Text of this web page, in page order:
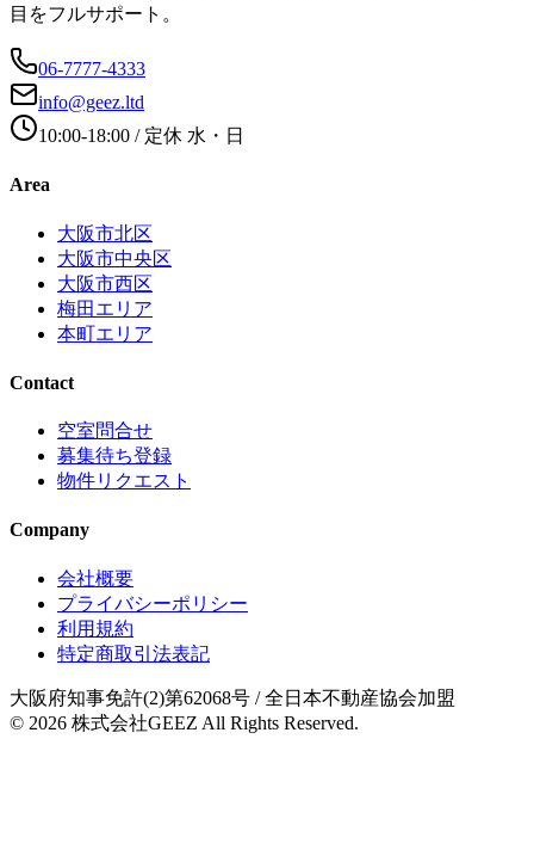
目をフルサポート。
06-7777-4333
info@geez.ltd
10:00-18:00 / 定休 水・日
Area
大阪市北区
大阪市中央区
大阪市西区
梅田エリア
本町エリア
Contact
空室問合せ
募集待ち登録
物件リクエスト
Company
会社概要
プライバシーポリシー
利用規約
特定商取引法表記
大阪府知事免許(2)第62068号 / 全日本不動産協会加盟
© 2026 株式会社GEEZ All Rights Reserved.